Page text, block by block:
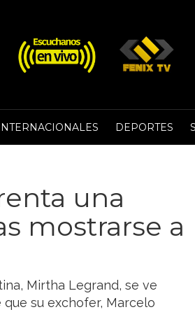
DEPORTES
una
mostrarse a
Mirtha Legrand, se ve
su exchofer, Marcelo